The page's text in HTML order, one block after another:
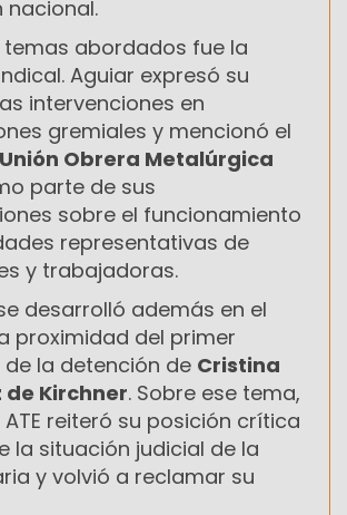
nacional.
temas abordados fue la
Aguiar expresó su
intervenciones en
gremiales y mencionó el
Unión Obrera Metalúrgica
parte de sus
sobre el funcionamiento
representativas de
y trabajadoras.
desarrolló además en el
proximidad del primer
la detención de Cristina
de Kirchner. Sobre ese tema,
reiteró su posición crítica
la situación judicial de la
y volvió a reclamar su